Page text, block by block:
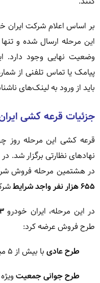
بر اساس اعلام شرکت ایران
این مرحله ارسال شده و
وضعیت نهایی وجود دارد.
پیامک یا تماس تلفنی از
باید از ورود به لینک‌های
جزئیات قرعه کشی
نهادهای نظارتی برگزار شد.
در هشتمین مرحله فروش
۶۵۵ هزار نفر واجد شرایط
در این مرحله، ایران خودرو۷۳
طرح فروش عرضه کرد:
طرح عادی با بیش از ۵ میلیون متقاضی
طرح جوانی جمعیت